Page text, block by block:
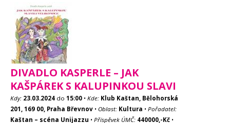
DIVADLO KASPERLE – JAK
KAŠPÁREK S KALUPINKOU SLAVI
Kdy: 23.03.2024 do 15:00 • Kde: Klub Kaštan, Bělohorská
201, 169 00, Praha Břevnov • Oblast: Kultura • Pořadatel:
Kaštan – scéna Unijazzu • Příspěvek ÚMČ: 440000,-Kč •